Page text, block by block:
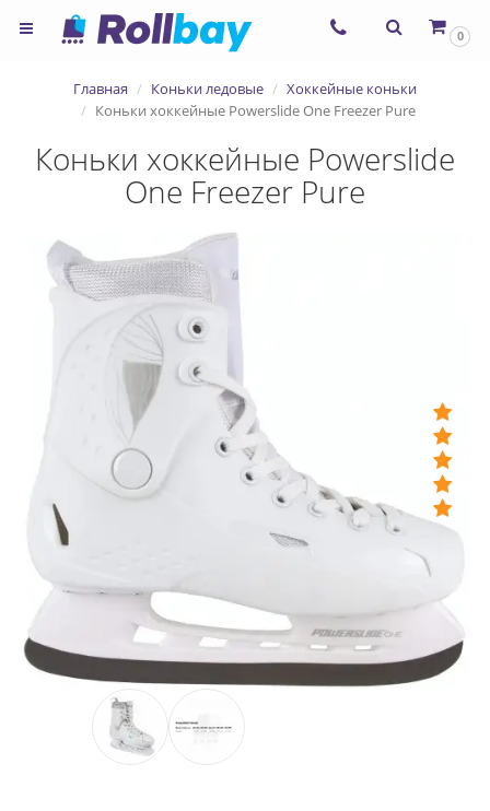
0
Главная Коньки ледовые
Хоккейные коньки
Коньки хоккейные Powerslide One Freezer Pure
Коньки хоккейные Powerslide
One Freezer Pure